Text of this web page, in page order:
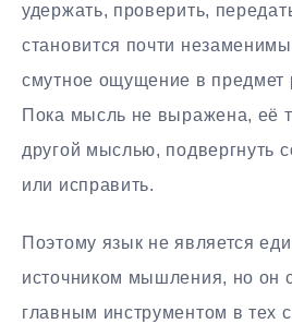
удержать, проверить,
становится почти
смутное ощущение в
Пока мысль не выражена, её
другой мыслью, подвергнуть
или исправить.
Поэтому язык не является
источником мышления, но он
главным инструментом в тех